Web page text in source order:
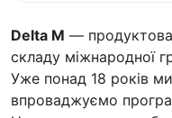
Delta M —
складу міжнародної
Уже понад 18 років
впроваджуємо